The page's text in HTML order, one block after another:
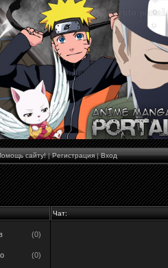
сайту!|Регистрация|Вход
Чат:
(0)
(0)